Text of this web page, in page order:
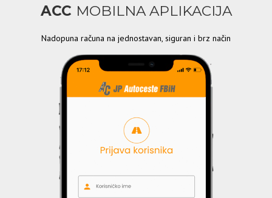
ACC MOBILNA APLIKACIJA
Nadopuna računa na jednostavan, siguran i brz način